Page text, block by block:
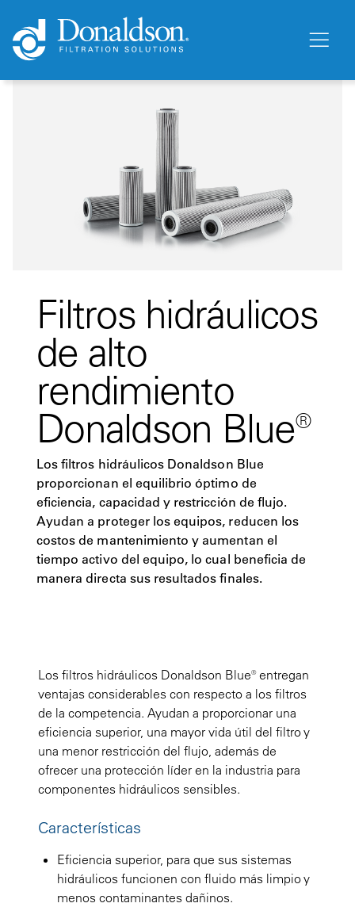
Filtros hidráulicos
de alto
rendimiento
Donaldson Blue®
Los filtros hidráulicos Donaldson Blue
proporcionan el equilibrio óptimo de
eficiencia, capacidad y restricción de flujo.
Ayudan a proteger los equipos, reducen los
costos de mantenimiento y aumentan el
tiempo activo del equipo, lo cual beneficia de
manera directa sus resultados finales.
Los filtros hidráulicos Donaldson Blue® entregan
ventajas considerables con respecto a los filtros
de la competencia. Ayudan a proporcionar una
eficiencia superior, una mayor vida útil del filtro y
una menor restricción del flujo, además de
ofrecer una protección líder en la industria para
componentes hidráulicos sensibles.
Características
Eficiencia superior, para que sus sistemas
hidráulicos funcionen con fluido más limpio y
menos contaminantes dañinos.